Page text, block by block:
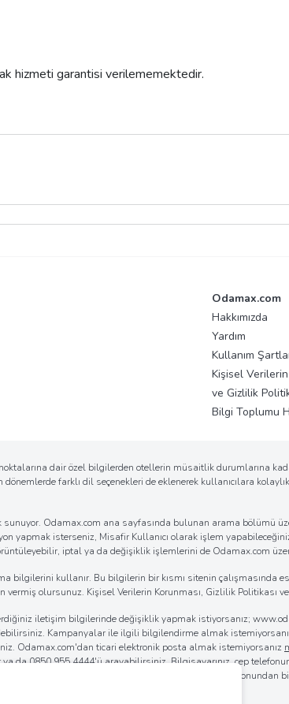
hizmeti garantisi verilememektedir.
Odamax.com
Hakkımızda
Yardım
Kullanım
Kişisel Verilerin
ve Gizlilik
Bilgi Toplumu
dair özel bilgilerden otellerin müsaitlik durumlarına
farklı dil seçenekleri de eklenerek kullanıcılara
Odamax.com ana sayfasında bulunan arama bölümü
yapmak isterseniz, Misafir Kullanıcı olarak işlem
iptal ya da değişiklik işlemlerini de Odamax.com
bilgilerini kullanır. Bu bilgilerin bir kısmı sitenin çalışmasında
olursunuz. Kişisel Verilerin Korunması, Gizlilik Politikası ve
iletişim bilgilerinde değişiklik yapmak istiyorsanız;
Kampanyalar ile ilgili bilgilendirme almak
Odamax.com'dan ticari elektronik posta almak istemiyorsanız
da 0850 955 4444'ü arayabilirsiniz. Bilgisayarınız, cep
sağlayabilirsiniz. Odamax.com mobil